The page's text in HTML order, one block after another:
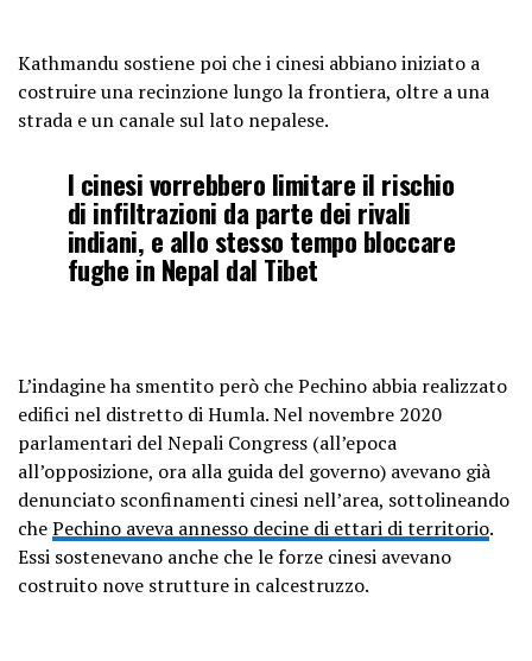
Kathmandu sostiene poi che i cinesi abbiano iniziato a
costruire una recinzione lungo la frontiera, oltre a una
strada e un canale sul lato nepalese.
I cinesi vorrebbero limitare il rischio
di infiltrazioni da parte dei rivali
indiani, e allo stesso tempo bloccare
fughe in Nepal dal Tibet
L’indagine ha smentito però che Pechino abbia realizzato
edifici nel distretto di Humla. Nel novembre 2020
parlamentari del Nepali Congress (all’epoca
all’opposizione, ora alla guida del governo) avevano già
denunciato sconfinamenti cinesi nell’area, sottolineando
chePechino aveva annesso decine di ettari di territorio.
Essi sostenevano anche che le forze cinesi avevano
costruito nove strutture in calcestruzzo.